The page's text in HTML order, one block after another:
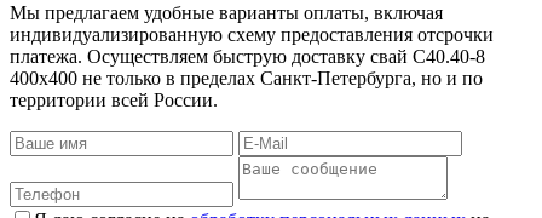
Мы предлагаем удобные варианты оплаты, включая
индивидуализированную схему предоставления отсрочки
платежа. Осуществляем быструю доставку свай С40.40-8
400х400 не только в пределах Санкт-Петербурга, но и по
территории всей России.